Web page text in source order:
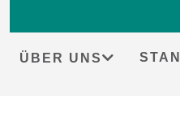
ÜBER UNS